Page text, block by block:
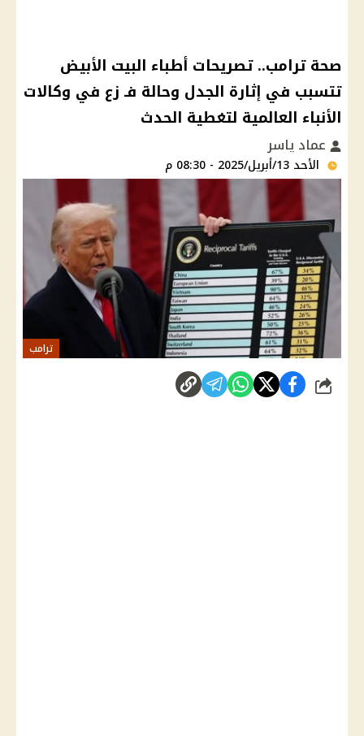
صحة ترامب.. تصريحات أطباء البيت الأبيض
تتسبب في إثارة الجدل وحالة فـ زع في وكالات
الأنباء العالمية لتغطية الحدث
عماد ياسر
الأحد 13/أبريل/2025 - 08:30 م
ترامب
شارك